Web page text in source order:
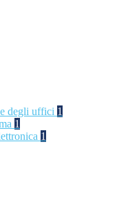
degli uffici 1
1
1